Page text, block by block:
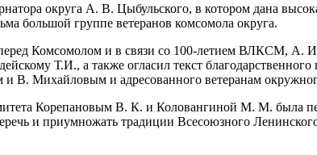
округа А. В. Цыбульского, в котором дана
большой группе ветеранов комсомола округа.
Комсомолом и в связи со 100-летием ВЛКСМ, А.
Т.И., а также огласил текст
Михайловым и адресованного ветеранам
Корепановым В. К. и Коловангиной М. М. была
и приумножать традиции Всесоюзного